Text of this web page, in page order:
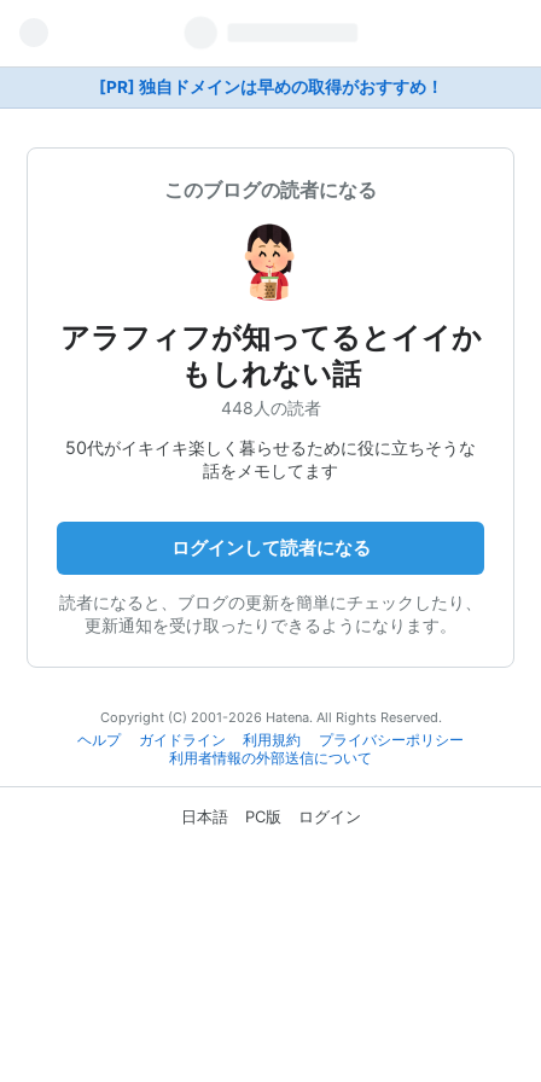
[PR] 独自ドメインは早めの取得がおすすめ！
このブログの読者になる
アラフィフが知ってるとイイか
もしれない話
448人の読者
50代がイキイキ楽しく暮らせるために役に立ちそうな
話をメモしてます
ログインして読者になる
読者になると、ブログの更新を簡単にチェックしたり、
更新通知を受け取ったりできるようになります。
Copyright (C) 2001-2026 Hatena. All Rights Reserved.
ヘルプ
ガイドライン 利用規約
プライバシーポリシー
利用者情報の外部送信について
日本語 PC版 ログイン